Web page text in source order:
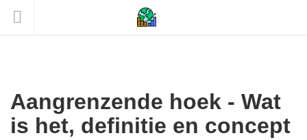
Aangrenzende hoek - Wat
is het, definitie en concept